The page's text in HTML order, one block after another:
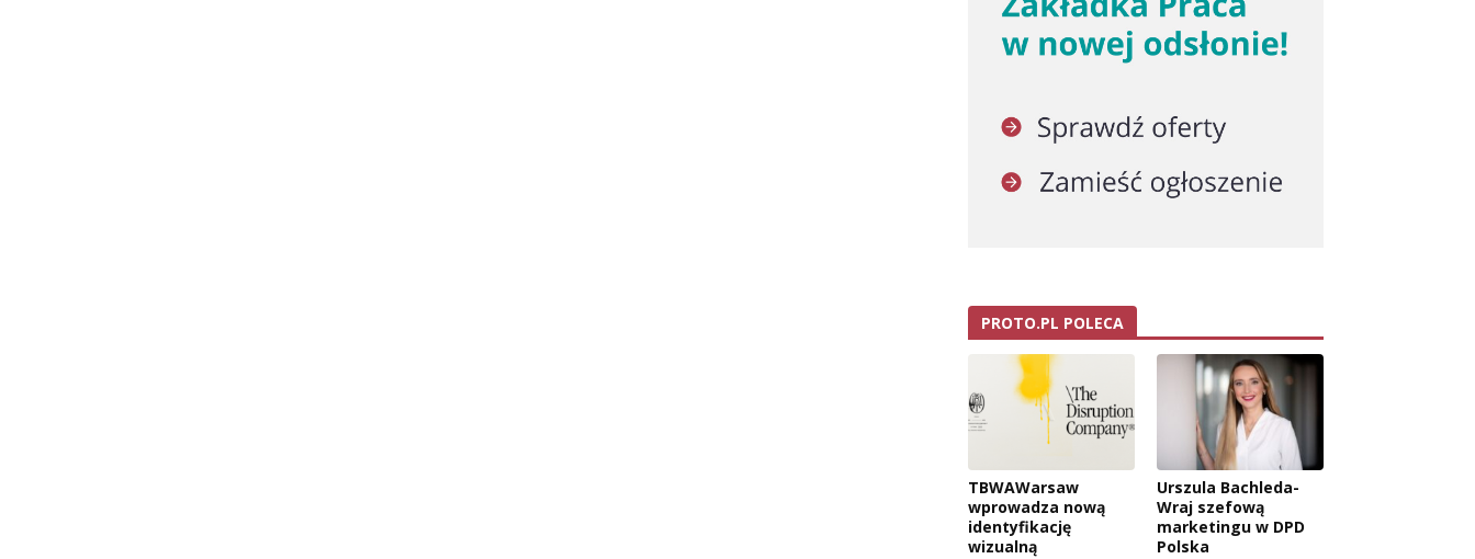
PROTO.PL POLECA
TBWAWarsaw
wprowadza nową
identyfikację
wizualną
Urszula Bachleda-
Wraj szefową
marketingu w DPD
Polska